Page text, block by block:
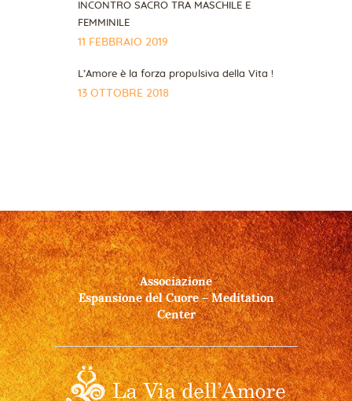
INCONTRO SACRO TRA MASCHILE E
FEMMINILE
11 FEBBRAIO 2019
L’Amore è la forza propulsiva della Vita !
13 OTTOBRE 2018
Associazione
Espansione del Cuore – Meditation
Center